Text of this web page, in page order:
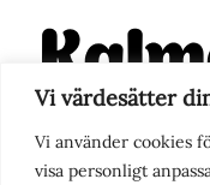
Vi värdesätter
Vi använder cookies
visa personligt
KalmarPosten är en
fokus på
perspektivet, vill vi